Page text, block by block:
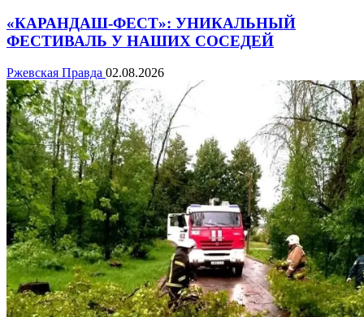
«КАРАНДАШ-ФЕСТ»: УНИКАЛЬНЫЙ
ФЕСТИВАЛЬ У НАШИХ СОСЕДЕЙ
Ржевская Правда 02.08.2026